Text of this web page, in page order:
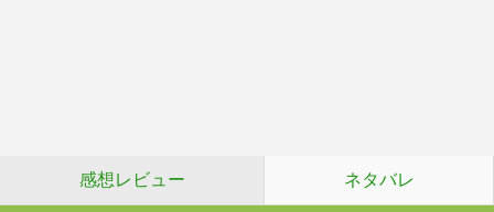
感想レビュー ネタバレ